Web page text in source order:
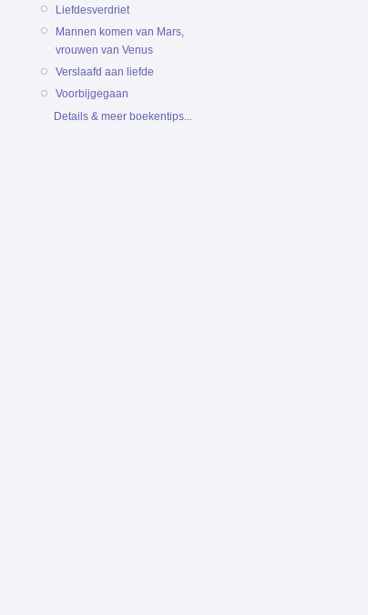
Liefdesverdriet
Mannen komen van Mars,
vrouwen van Venus
Verslaafd aan liefde
Voorbijgegaan
Details & meer boekentips...